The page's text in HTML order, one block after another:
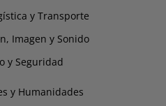
y Transporte
Imagen y Sonido
y Seguridad
y Humanidades